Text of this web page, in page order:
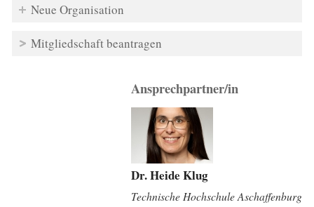
Neue Organisation
Mitgliedschaft beantragen
Ansprechpartner/in
Dr. Heide Klug
Technische Hochschule Aschaffenburg